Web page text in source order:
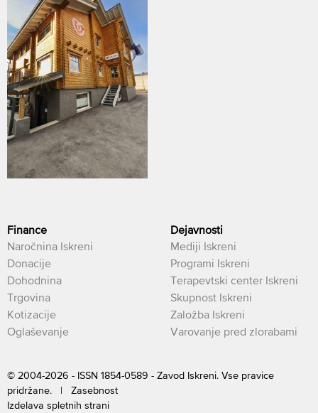
Finance
Naročnina Iskreni
Donacije
Dohodnina
Trgovina
Kotizacije
Oglaševanje
Dejavnosti
Mediji Iskreni
Programi Iskreni
Terapevtski center Iskreni
Skupnost Iskreni
Založba Iskreni
Varovanje pred zlorabami
© 2004-2026 - ISSN 1854-0589 - Zavod Iskreni. Vse pravice
pridržane. | Zasebnost
Izdelava spletnih strani